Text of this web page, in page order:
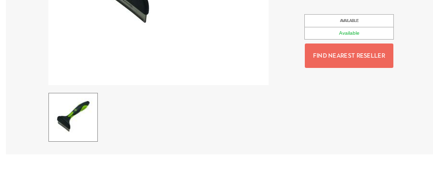
AVAILABLE
Available
FIND NEAREST RESELLER